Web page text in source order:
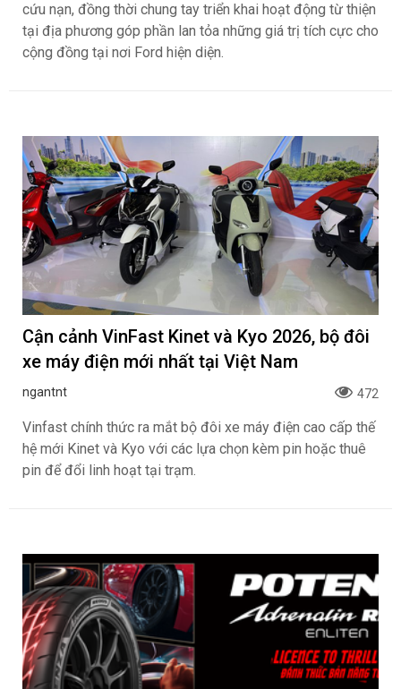
cứu nạn, đồng thời chung tay triển khai hoạt động từ thiện
tại địa phương góp phần lan tỏa những giá trị tích cực cho
cộng đồng tại nơi Ford hiện diện.
Cận cảnh VinFast Kinet và Kyo 2026, bộ đôi
xe máy điện mới nhất tại Việt Nam
ngantnt 472
Vinfast chính thức ra mắt bộ đôi xe máy điện cao cấp thế
hệ mới Kinet và Kyo với các lựa chọn kèm pin hoặc thuê
pin để đổi linh hoạt tại trạm.